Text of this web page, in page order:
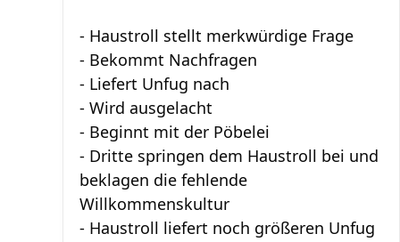
- Haustroll stellt merkwürdige Frage
- Bekommt Nachfragen
- Liefert Unfug nach
- Wird ausgelacht
- Beginnt mit der Pöbelei
- Dritte springen dem Haustroll bei und
beklagen die fehlende
Willkommenskultur
- Haustroll liefert noch größeren Unfug